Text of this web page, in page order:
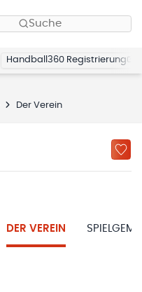
Suche
Handball360 Registrierung
Der Verein
DER VEREIN